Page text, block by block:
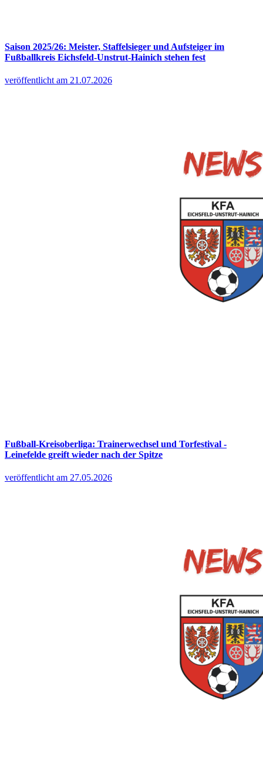
Saison 2025/26: Meister, Staffelsieger und Aufsteiger im
Fußballkreis Eichsfeld-Unstrut-Hainich stehen fest
veröffentlicht am 21.07.2026
Fußball-Kreisoberliga: Trainerwechsel und Torfestival -
Leinefelde greift wieder nach der Spitze
veröffentlicht am 27.05.2026